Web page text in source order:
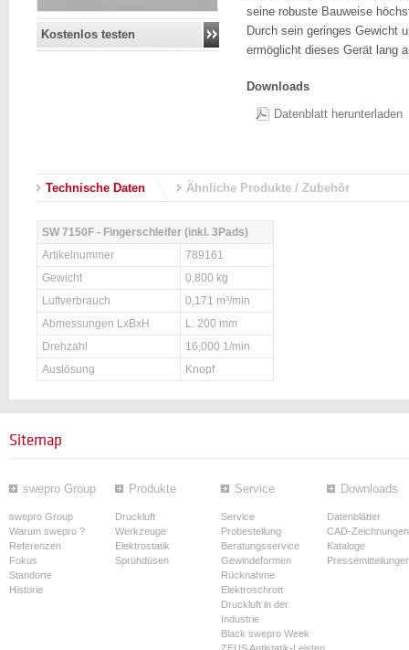
Kostenlos testen
seine robuste Bauweise
Durch sein geringes Gewicht
ermöglicht dieses Gerät lang
Downloads
Datenblatt herunterladen
Technische Daten Ähnliche Produkte / Zubehör
SW 7150F - Fingerschleifer (inkl. 3Pads)
Artikelnummer
789161
Gewicht
0,800 kg
Luftverbrauch
0,171 m³/min
Abmessungen LxBxH
L: 200 mm
Drehzahl
16,000 1/min
Auslösung
Knopf
Sitemap
swepro Group
swepro Group
Warum swepro ?
Referenzen
Fokus
Standorte
Historie
Produkte
Druckluft
Werkzeuge
Elektrostatik
Sprühdüsen
Service
Service
Probestellung
Beratungsservice
Gewindeformen
Rücknahme
Elektroschrott
Druckluft in der
Industrie
Black swepro Week
Downloads
Datenblätter
CAD-Zeichnungen
Kataloge